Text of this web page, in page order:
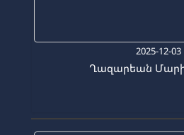
2025-12-03
Ղազարեան Մարի